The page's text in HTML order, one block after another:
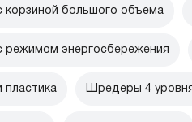
большого объема
энергосбережения
Шредеры 4